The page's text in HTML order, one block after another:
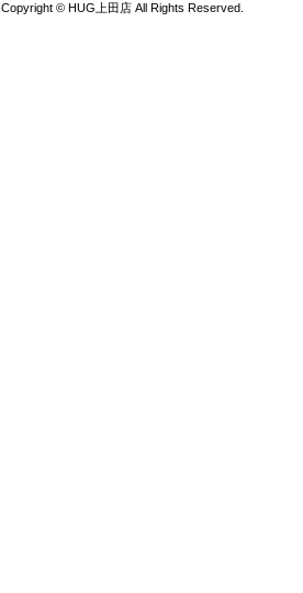
Copyright © HUG上田店 All Rights Reserved.